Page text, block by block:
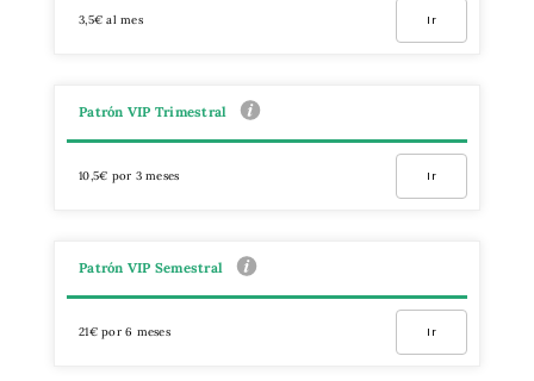
3,5€ al mes Ir
Patrón VIP Trimestral
10,5€ por 3 meses Ir
Patrón VIP Semestral
21€ por 6 meses Ir